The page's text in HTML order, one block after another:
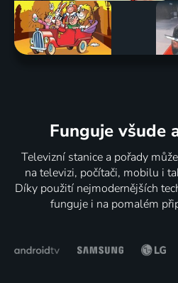
Funguje všude
Televizní stanice a pořady
na televizi, počítači, mobilu i
Díky použití nejmodernějších
funguje i na pomalém